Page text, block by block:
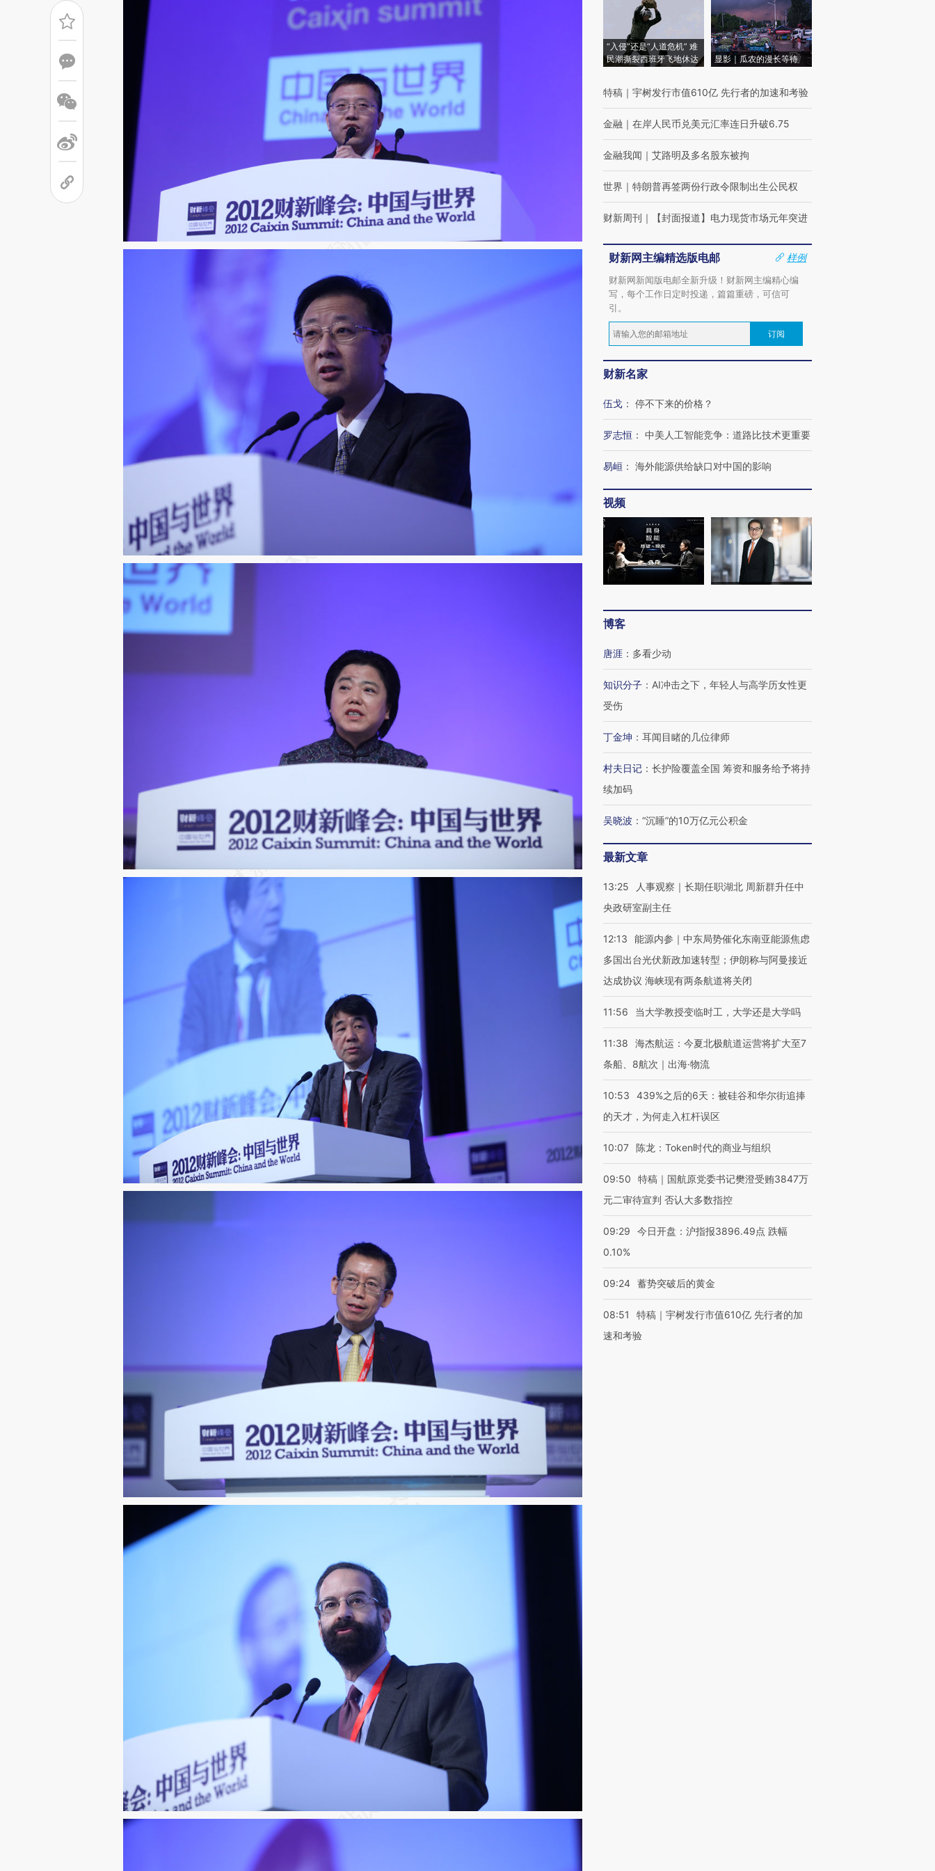
“入侵”还是“人道危机” 难
民潮撕裂西班牙飞地休达
显影｜瓜农的漫长等待
特稿 ｜ 宇树发行市值610亿 先行者的加速和考验
金融 ｜ 在岸人民币兑美元汇率连日升破6.75
金融我闻 ｜ 艾路明及多名股东被拘
世界 ｜ 特朗普再签两份行政令限制出生公民权
财新周刊 ｜ 【封面报道】电力现货市场元年突进
财新网主编精选版电邮
样例
财新网新闻版电邮全新升级！财新网主编精心编
写，每个工作日定时投递，篇篇重磅，可信可
引。
订阅
财新名家
伍戈 ： 停不下来的价格？
罗志恒 ： 中美人工智能竞争：道路比技术更重要
易峘 ： 海外能源供给缺口对中国的影响
视频
博客
唐涯 ： 多看少动
知识分子 ： AI冲击之下，年轻人与高学历女性更
受伤
丁金坤 ： 耳闻目睹的几位律师
村夫日记 ： 长护险覆盖全国 筹资和服务给予将持
续加码
吴晓波 ： “沉睡”的10万亿元公积金
最新文章
13:25
人事观察｜长期任职湖北 周新群升任中
央政研室副主任
12:13
能源内参｜中东局势催化东南亚能源焦虑
多国出台光伏新政加速转型；伊朗称与阿曼接近
达成协议 海峡现有两条航道将关闭
11:56 当大学教授变临时工，大学还是大学吗
11:38
海杰航运：今夏北极航道运营将扩大至7
条船、8航次｜出海·物流
10:53
439%之后的6天：被硅谷和华尔街追捧
的天才，为何走入杠杆误区
10:07 陈龙：Token时代的商业与组织
09:50
特稿｜国航原党委书记樊澄受贿3847万
元二审待宣判 否认大多数指控
09:29
今日开盘：沪指报3896.49点 跌幅
0.10%
09:24 蓄势突破后的黄金
08:51
特稿｜宇树发行市值610亿 先行者的加
速和考验